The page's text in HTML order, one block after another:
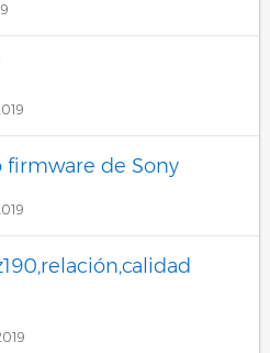
firmware de Sony